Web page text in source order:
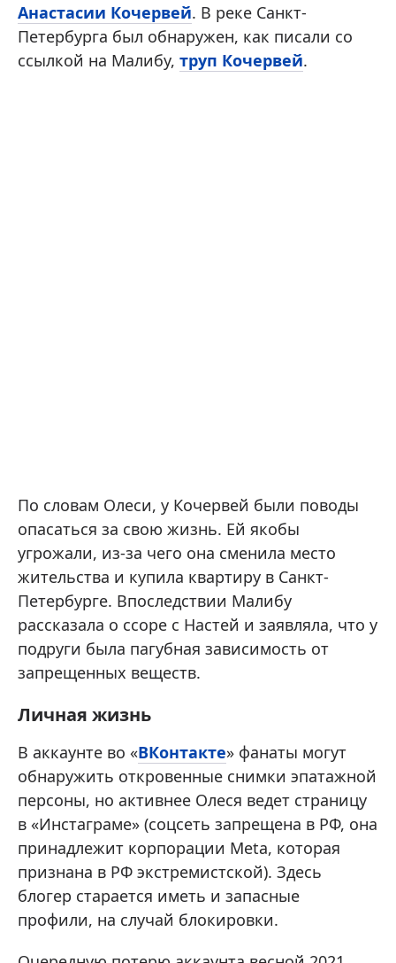
Анастасии Кочервей. В реке Санкт-
Петербурга был обнаружен, как писали со
ссылкой на Малибу, труп Кочервей.
По словам Олеси, у Кочервей были поводы
опасаться за свою жизнь. Ей якобы
угрожали, из-за чего она сменила место
жительства и купила квартиру в Санкт-
Петербурге. Впоследствии Малибу
рассказала о ссоре с Настей и заявляла, что у
подруги была пагубная зависимость от
запрещенных веществ.
Личная жизнь
В аккаунте во «ВКонтакте» фанаты могут
обнаружить откровенные снимки эпатажной
персоны, но активнее Олеся ведет страницу
в «Инстаграме» (соцсеть запрещена в РФ, она
принадлежит корпорации Meta, которая
признана в РФ экстремистской). Здесь
блогер старается иметь и запасные
профили, на случай блокировки.